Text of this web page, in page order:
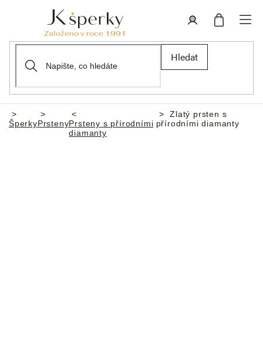
Hledat
Domů
ŠperkyPrstenyPrsteny s přírodními
diamanty
Zlatý prsten s
přírodními diamanty